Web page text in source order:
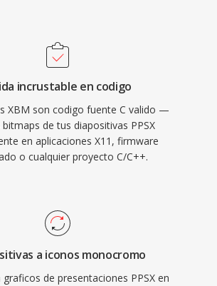
incrustable en codigo
XBM son codigo fuente C valido —
de tus diapositivas PPSX
en aplicaciones X11, firmware
o cualquier proyecto C/C++.
a iconos monocromo
de presentaciones PPSX en